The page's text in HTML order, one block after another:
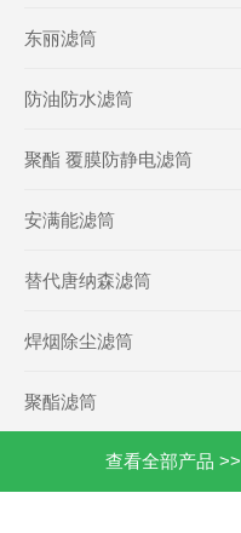
东丽滤筒
防油防水滤筒
聚酯 覆膜防静电滤筒
安满能滤筒
替代唐纳森滤筒
焊烟除尘滤筒
聚酯滤筒
查看全部产品 >>